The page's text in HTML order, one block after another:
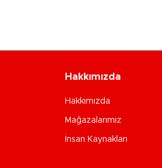
Hakkımızda
Hakkımızda
Mağazalarımız
İnsan Kaynakları